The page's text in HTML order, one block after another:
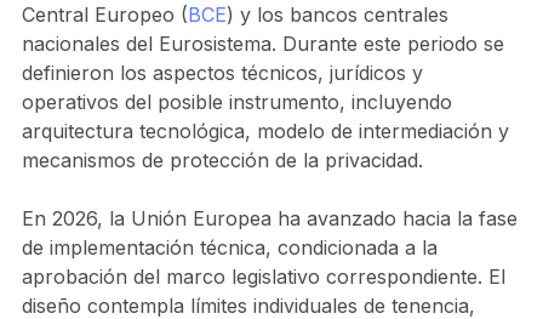
Central Europeo (BCE) y los bancos centrales
nacionales del Eurosistema. Durante este periodo se
definieron los aspectos técnicos, jurídicos y
operativos del posible instrumento, incluyendo
arquitectura tecnológica, modelo de intermediación y
mecanismos de protección de la privacidad.
En 2026, la Unión Europea ha avanzado hacia la fase
de implementación técnica, condicionada a la
aprobación del marco legislativo correspondiente. El
diseño contempla límites individuales de tenencia,